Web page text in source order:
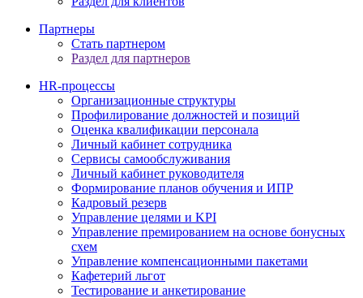
Партнеры
Стать партнером
Раздел для партнеров
HR-процессы
Организационные структуры
Профилирование должностей и позиций
Оценка квалификации персонала
Личный кабинет сотрудника
Сервисы самообслуживания
Личный кабинет руководителя
Формирование планов обучения и ИПР
Кадровый резерв
Управление целями и KPI
Управление премированием на основе бонусных
схем
Управление компенсационными пакетами
Кафетерий льгот
Тестирование и анкетирование